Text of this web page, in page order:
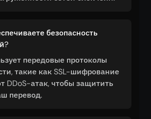
безопасность
передовые протоколы
такие как SSL-шифрование
DDoS-атак, чтобы защитить
перевод.